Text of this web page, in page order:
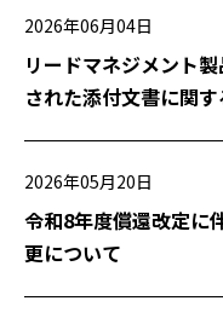
2026年06月04日
リードマネジメント
された添付文書に関
2026年05月20日
令和8年度償還改定に
更について